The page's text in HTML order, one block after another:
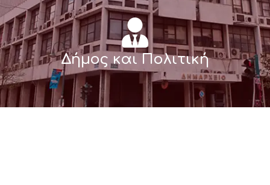
Δήμος και Πολιτική